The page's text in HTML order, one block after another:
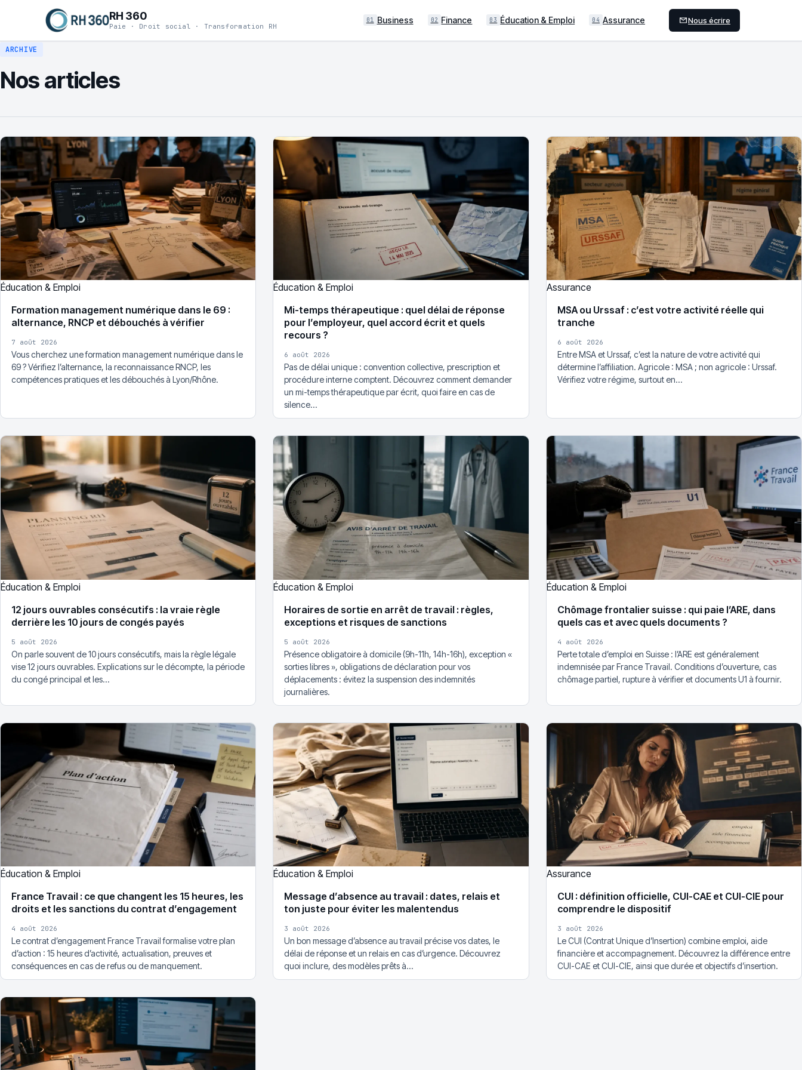
RH 360
Paie · Droit social · Transformation RH
01 Business 02 Finance 03 Éducation & Emploi 04 Assurance Nous écrire
ARCHIVE
Nos articles
Éducation & Emploi
Formation management numérique dans le 69 :
alternance, RNCP et débouchés à vérifier
7 août 2026
Vous cherchez une formation management numérique dans le
69 ? Vérifiez l’alternance, la reconnaissance RNCP, les
compétences pratiques et les débouchés à Lyon/Rhône.
Éducation & Emploi
Mi-temps thérapeutique : quel délai de réponse
pour l’employeur, quel accord écrit et quels
recours ?
6 août 2026
Pas de délai unique : convention collective, prescription et
procédure interne comptent. Découvrez comment demander
un mi-temps thérapeutique par écrit, quoi faire en cas de
silence…
Assurance
MSA ou Urssaf : c’est votre activité réelle qui
tranche
6 août 2026
Entre MSA et Urssaf, c’est la nature de votre activité qui
détermine l’affiliation. Agricole : MSA ; non agricole : Urssaf.
Vérifiez votre régime, surtout en…
Éducation & Emploi
12 jours ouvrables consécutifs : la vraie règle
derrière les 10 jours de congés payés
5 août 2026
On parle souvent de 10 jours consécutifs, mais la règle légale
vise 12 jours ouvrables. Explications sur le décompte, la période
du congé principal et les…
Éducation & Emploi
Horaires de sortie en arrêt de travail : règles,
exceptions et risques de sanctions
5 août 2026
Présence obligatoire à domicile (9h-11h, 14h-16h), exception «
sorties libres », obligations de déclaration pour vos
déplacements : évitez la suspension des indemnités
journalières.
Éducation & Emploi
Chômage frontalier suisse : qui paie l’ARE, dans
quels cas et avec quels documents ?
4 août 2026
Perte totale d’emploi en Suisse : l’ARE est généralement
indemnisée par France Travail. Conditions d’ouverture, cas
chômage partiel, rupture à vérifier et documents U1 à fournir.
Éducation & Emploi
France Travail : ce que changent les 15 heures, les
droits et les sanctions du contrat d’engagement
4 août 2026
Le contrat d’engagement France Travail formalise votre plan
d’action : 15 heures d’activité, actualisation, preuves et
conséquences en cas de refus ou de manquement.
Éducation & Emploi
Message d’absence au travail : dates, relais et
ton juste pour éviter les malentendus
3 août 2026
Un bon message d’absence au travail précise vos dates, le
délai de réponse et un relais en cas d’urgence. Découvrez
quoi inclure, des modèles prêts à…
Assurance
CUI : définition officielle, CUI-CAE et CUI-CIE pour
comprendre le dispositif
3 août 2026
Le CUI (Contrat Unique d’Insertion) combine emploi, aide
financière et accompagnement. Découvrez la différence entre
CUI-CAE et CUI-CIE, ainsi que durée et objectifs d’insertion.